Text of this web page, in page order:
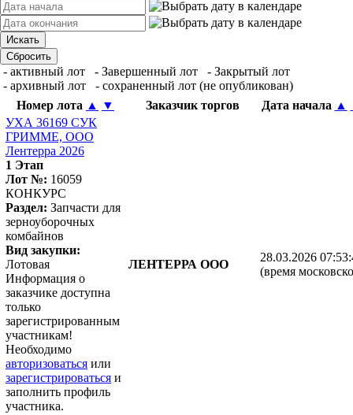
- активный лот - Завершенный лот
- Закрытый лот
- архивный лот
- сохраненный лот (не опубликован)
Номер лота ▲ ▼ Заказчик торгов Дата начала ▲
УХА 36169 СУК
ГРИММЕ, ООО
Лентерра 2026
1 Этап
Лот №: 16059
КОНКУРС
Раздел: Запчасти для
зерноуборочных
комбайнов
Вид закупки:
Лотовая
Информация о
заказчике доступна
только
зарегистрированным
участникам!
Необходимо
авторизоваться или
зарегистрироваться и
заполнить профиль
участника.
ЛЕНТЕРРА ООО
28.03.2026
(время